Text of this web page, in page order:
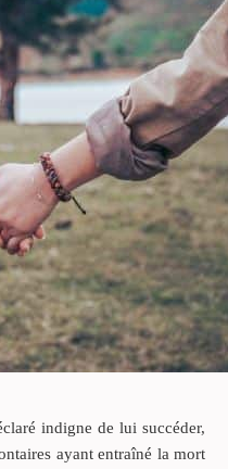
indigne de lui succéder,
ayant entraîné la mort